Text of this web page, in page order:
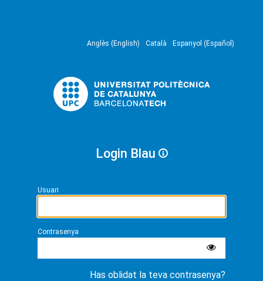
Anglès (English) Català Espanyol (Español)
Login Blau
Usuari
Contrasenya
Has oblidat la teva contrasenya?